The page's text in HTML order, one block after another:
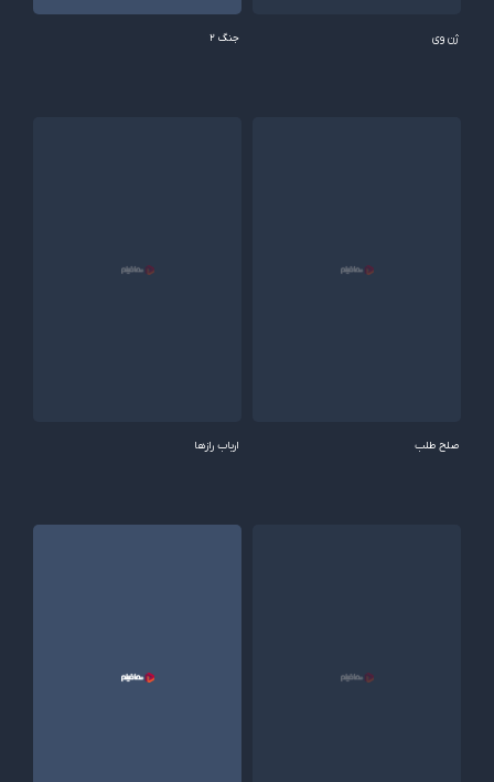
ژن وی جنگ 2
صلح‌ طلب ارباب رازها